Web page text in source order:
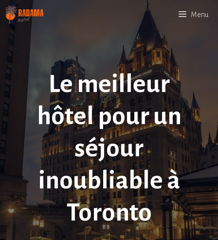
Aller
au
contenu
Menu
Le meilleur
hôtel pour un
séjour
inoubliable à
Toronto